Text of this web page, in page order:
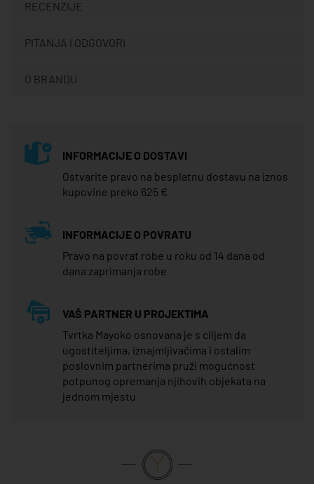
RECENZIJE
PITANJA I ODGOVORI
O BRANDU
INFORMACIJE O DOSTAVI
Ostvarite pravo na besplatnu dostavu na iznos
kupovine preko 625 €
INFORMACIJE O POVRATU
Pravo na povrat robe u roku od 14 dana od
dana zaprimanja robe
VAŠ PARTNER U PROJEKTIMA
Tvrtka Mayoko osnovana je s ciljem da
ugostiteljima, iznajmljivačima i ostalim
poslovnim partnerima pruži mogućnost
potpunog opremanja njihovih objekata na
jednom mjestu